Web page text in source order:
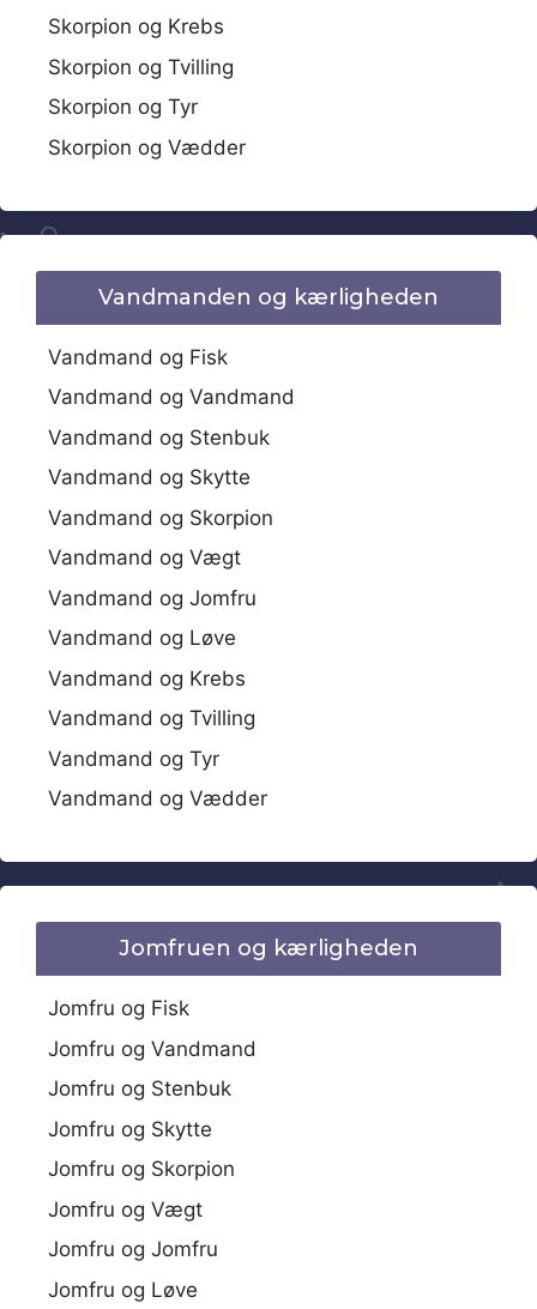
Skorpion og Krebs
Skorpion og Tvilling
Skorpion og Tyr
Skorpion og Vædder
Vandmanden og kærligheden
Vandmand og Fisk
Vandmand og Vandmand
Vandmand og Stenbuk
Vandmand og Skytte
Vandmand og Skorpion
Vandmand og Vægt
Vandmand og Jomfru
Vandmand og Løve
Vandmand og Krebs
Vandmand og Tvilling
Vandmand og Tyr
Vandmand og Vædder
Jomfruen og kærligheden
Jomfru og Fisk
Jomfru og Vandmand
Jomfru og Stenbuk
Jomfru og Skytte
Jomfru og Skorpion
Jomfru og Vægt
Jomfru og Jomfru
Jomfru og Løve